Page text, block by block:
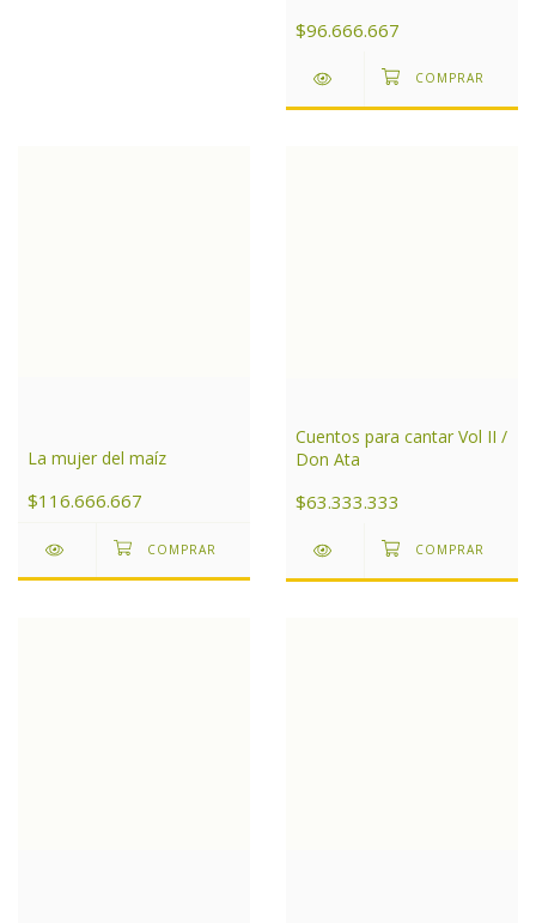
$96.666.667
La mujer del maíz
$116.666.667
Cuentos para cantar Vol II /
Don Ata
$63.333.333